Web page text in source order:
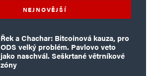
NEJNOVĚJŠÍ
Řek a Chachar: Bitcoinová kauza, pro
ODS velký problém. Pavlovo veto
jako naschvál. Seškrtané větrníkové
zóny